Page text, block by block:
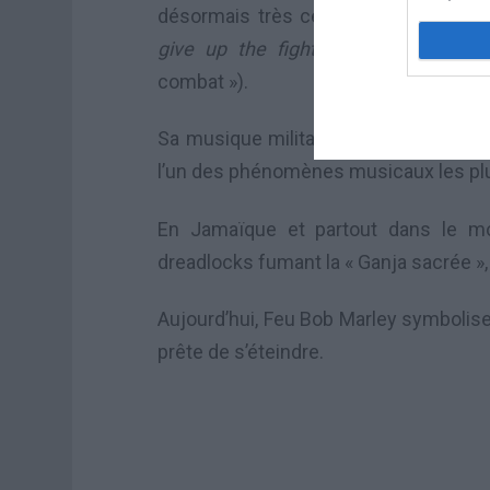
désormais très célèbre refrain: «
give up the fights
» (« Lève toi,
combat »).
Sa musique militante a bercé les
l’un des phénomènes musicaux les
En Jamaïque et partout dans le
dreadlocks fumant la « Ganja sacrée
Aujourd’hui, Feu Bob Marley
prête de s’éteindre.